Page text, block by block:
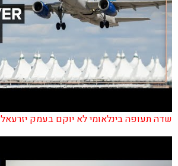
שדה תעופה בינלאומי לא יוקם בעמק יזרעאל